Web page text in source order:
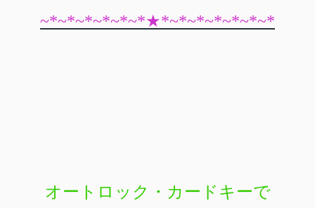
~*~*~*~*~*~*★*~*~*~*~*~*~*
オートロック・カードキーで